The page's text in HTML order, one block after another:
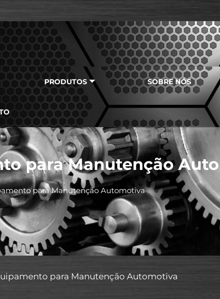
PRODUTOS SOBRE NÓS
para Manutenção
para Manutenção Automotiva
para Manutenção Automotiva